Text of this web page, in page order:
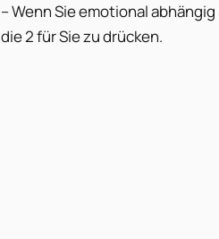
– Wenn Sie emotional
die 2 für Sie zu drücken.